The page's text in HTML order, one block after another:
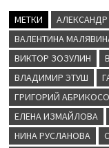
МЕТКИ АЛЕКСАНДР
ВАЛЕНТИНА
ВИКТОР ЗОЗУЛИН
ВЛАДИМИР ЭТУШ
ГРИГОРИЙ
ЕЛЕНА ИЗМАЙЛОВА
НИНА РУСЛАНОВА